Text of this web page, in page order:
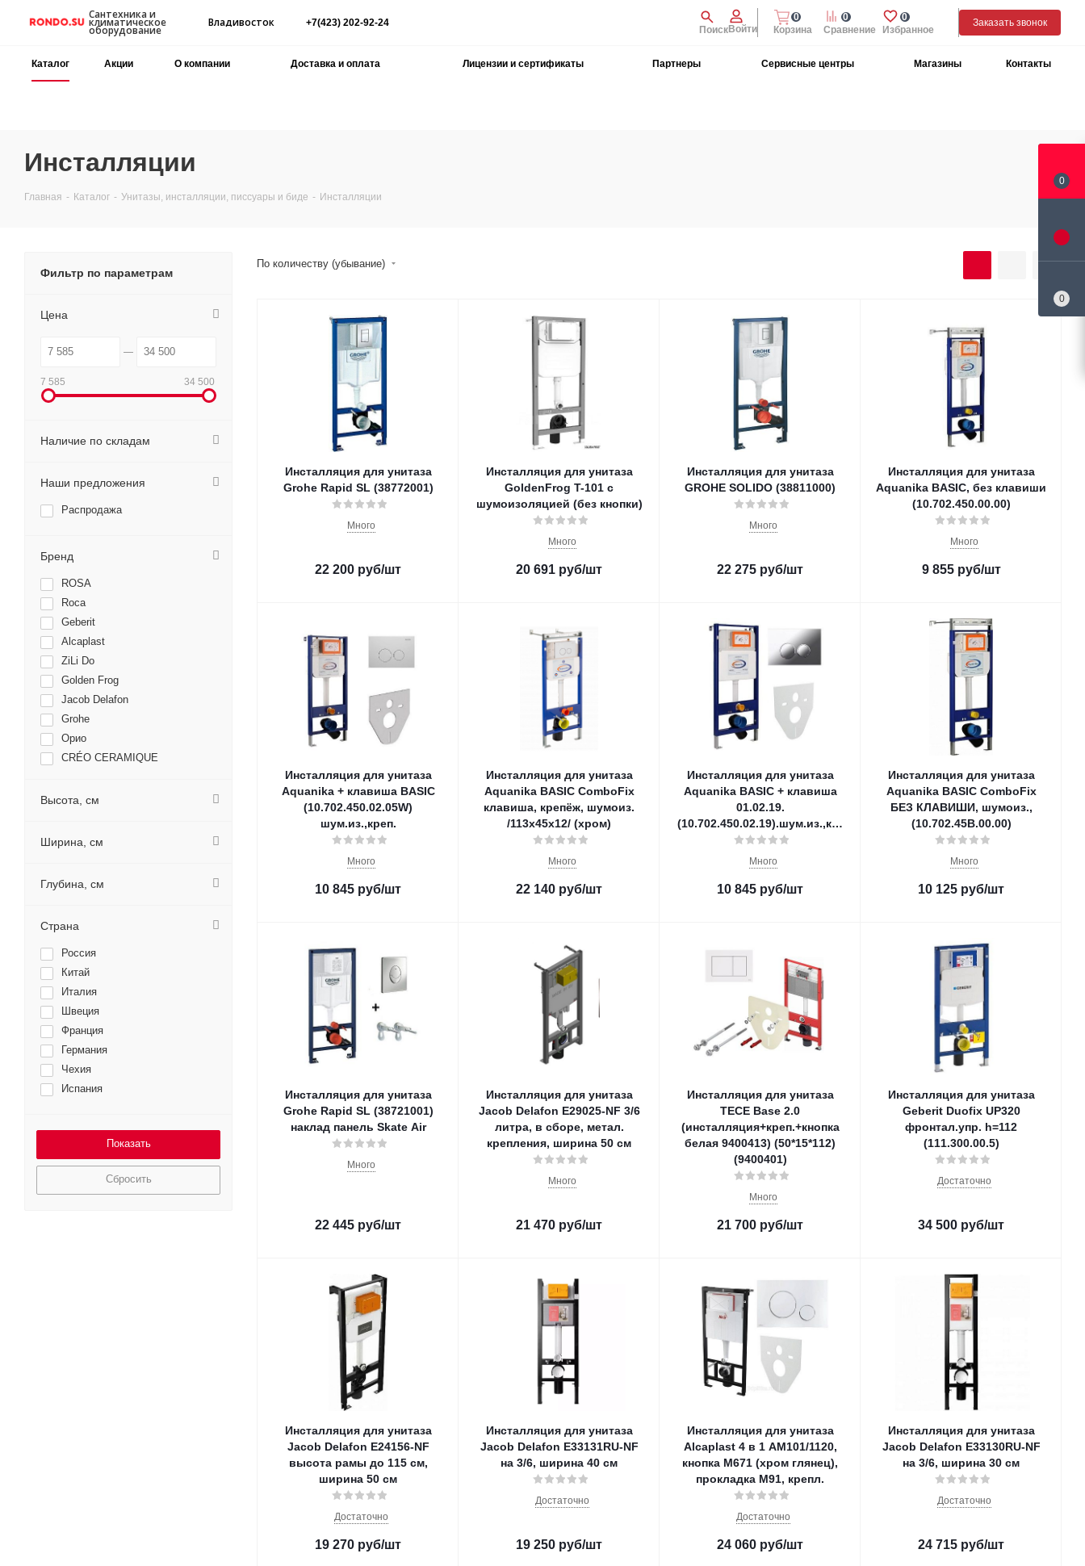
Сантехника и
климатическое
оборудование
Владивосток +7(423) 202-92-24
ПоискВойти Избранное
0
Сравнение
0
Корзина
0
Заказать звонок
Каталог Акции О компании Доставка и оплата Лицензии и сертификаты Партнеры Сервисные центры Магазины Контакты
Инсталляции
Главная - Каталог - Унитазы, инсталляции, писсуары и биде - Инсталляции
По количеству (убывание)
Инсталляция для унитаза
Grohe Rapid SL (38772001)
Много
22 200 руб/шт
Инсталляция для унитаза
GoldenFrog T-101 с
шумоизоляцией (без кнопки)
Много
20 691 руб/шт
Инсталляция для унитаза
GROHE SOLIDO (38811000)
Много
22 275 руб/шт
Инсталляция для унитаза
Aquanika BASIC, без клавиши
(10.702.450.00.00)
Много
9 855руб/шт
Инсталляция для унитаза
Aquanika + клавиша BASIC
(10.702.450.02.05W)
шум.из.,креп.
Много
10 845 руб/шт
Инсталляция для унитаза
Aquanika BASIC ComboFix
клавиша, крепёж, шумоиз.
/113х45х12/ (хром)
Много
22 140 руб/шт
Инсталляция для унитаза
Aquanika BASIC + клавиша
01.02.19.
(10.702.450.02.19).шум.из.,креп.
Много
10 845 руб/шт
Инсталляция для унитаза
Aquanika BASIC ComboFix
БЕЗ КЛАВИШИ, шумоиз.,
(10.702.45B.00.00)
Много
10 125 руб/шт
Инсталляция для унитаза
Grohe Rapid SL (38721001)
наклад панель Skate Air
Много
22 445 руб/шт
Инсталляция для унитаза
Jacob Delafon E29025-NF 3/6
литра, в сборе, метал.
крепления, ширина 50 см
Много
21 470 руб/шт
Инсталляция для унитаза
TECE Base 2.0
(инсталляция+креп.+кнопка
белая 9400413) (50*15*112)
(9400401)
Много
21 700 руб/шт
Инсталляция для унитаза
Geberit Duofix UP320
фронтал.упр. h=112
(111.300.00.5)
Достаточно
34 500 руб/шт
Инсталляция для унитаза
Jacob Delafon E24156-NF
высота рамы до 115 см,
ширина 50 см
Достаточно
19 270 руб/шт
Инсталляция для унитаза
Jacob Delafon E33131RU-NF
на 3/6, ширина 40 см
Достаточно
19 250 руб/шт
Инсталляция для унитаза
Alcaplast 4 в 1 AM101/1120,
кнопка M671 (хром глянец),
прокладка M91, крепл.
Достаточно
24 060 руб/шт
Инсталляция для унитаза
Jacob Delafon E33130RU-NF
на 3/6, ширина 30 см
Достаточно
24 715 руб/шт
Фильтр по параметрам
Цена
7 585 34 500
Наличие по складам
Наши предложения
Распродажа
Бренд
ROSA
Roca
Geberit
Alcaplast
ZiLi Do
Golden Frog
Jacob Delafon
Grohe
Орио
CRÉO CERAMIQUE
Aquanika
Высота, см
Ширина, см
Глубина, см
Страна
Россия
Китай
Италия
Швеция
Франция
Германия
Чехия
Испания
Сбросить
0
0